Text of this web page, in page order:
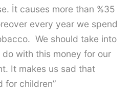
İt causes more than %35
every year we spend
We should take into
with this money for our
It makes us sad that
for children”